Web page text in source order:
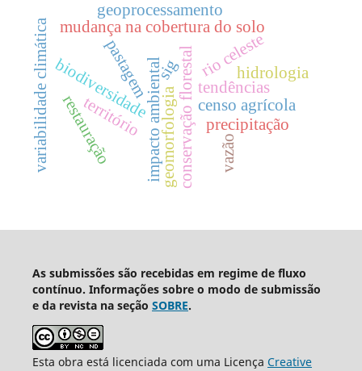
conservação florestal
impacto ambiental censo agrícola
biodiversidade
mudança na cobertura do solo
rio celeste
tendências
precipitação
vazão
geomorfologia
geoprocessamento
hidrologia
variabilidade climática território
restauração
pastagemsig
As submissões são recebidas em regime de fluxo
contínuo. Informações sobre o modo de submissão
e da revista na seção SOBRE.
Esta obra está licenciada com uma Licença Creative